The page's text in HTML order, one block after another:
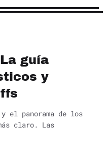
guía
y
el panorama de los
claro. Las